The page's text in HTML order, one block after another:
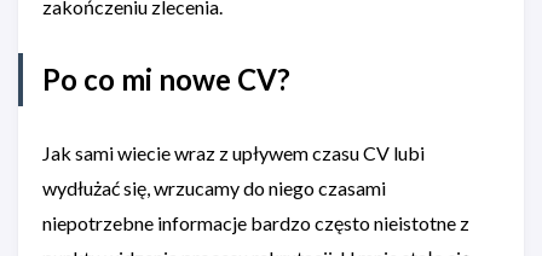
zakończeniu zlecenia.
Po co mi nowe CV?
Jak sami wiecie wraz z upływem czasu CV lubi
wydłużać się, wrzucamy do niego czasami
niepotrzebne informacje bardzo często nieistotne z